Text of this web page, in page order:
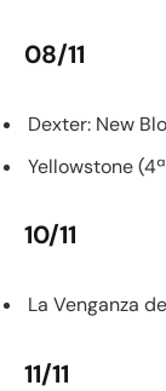
08/11
Dexter: New
Yellowstone
10/11
La Venganza
11/11